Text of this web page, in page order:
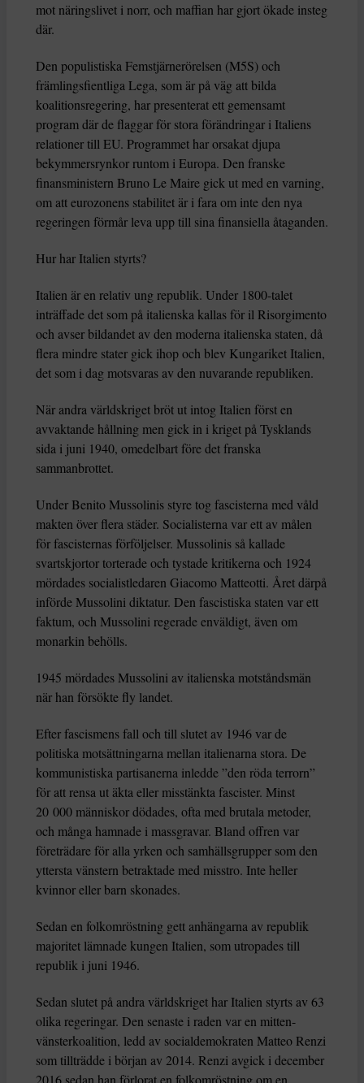
mot näringslivet i norr, och maffian har gjort ökade insteg
där.
Den populistiska Femstjärnerörelsen (M5S) och
främlingsfientliga Lega, som är på väg att bilda
koalitionsregering, har presenterat ett gemensamt
program där de flaggar för stora förändringar i Italiens
relationer till EU. Programmet har orsakat djupa
bekymmersrynkor runtom i Europa. Den franske
finansministern Bruno Le Maire gick ut med en varning,
om att eurozonens stabilitet är i fara om inte den nya
regeringen förmår leva upp till sina finansiella åtaganden.
Hur har Italien styrts?
Italien är en relativ ung republik. Under 1800-talet
inträffade det som på italienska kallas för il Risorgimento
och avser bildandet av den moderna italienska staten, då
flera mindre stater gick ihop och blev Kungariket Italien,
det som i dag motsvaras av den nuvarande republiken.
När andra världskriget bröt ut intog Italien först en
avvaktande hållning men gick in i kriget på Tysklands
sida i juni 1940, omedelbart före det franska
sammanbrottet.
Under Benito Mussolinis styre tog fascisterna med våld
makten över flera städer. Socialisterna var ett av målen
för fascisternas förföljelser. Mussolinis så kallade
svartskjortor torterade och tystade kritikerna och 1924
mördades socialistledaren Giacomo Matteotti. Året därpå
införde Mussolini diktatur. Den fascistiska staten var ett
faktum, och Mussolini regerade enväldigt, även om
monarkin behölls.
1945 mördades Mussolini av italienska motståndsmän
när han försökte fly landet.
Efter fascismens fall och till slutet av 1946 var de
politiska motsättningarna mellan italienarna stora. De
kommunistiska partisanerna inledde ”den röda terrorn”
för att rensa ut äkta eller misstänkta fascister. Minst
20 000 människor dödades, ofta med brutala metoder,
och många hamnade i massgravar. Bland offren var
företrädare för alla yrken och samhällsgrupper som den
yttersta vänstern betraktade med misstro. Inte heller
kvinnor eller barn skonades.
Sedan en folkomröstning gett anhängarna av republik
majoritet lämnade kungen Italien, som utropades till
republik i juni 1946.
Sedan slutet på andra världskriget har Italien styrts av 63
olika regeringar. Den senaste i raden var en mitten-
vänsterkoalition, ledd av socialdemokraten Matteo Renzi
som tillträdde i början av 2014. Renzi avgick i december
2016 sedan han förlorat en folkomröstning om en